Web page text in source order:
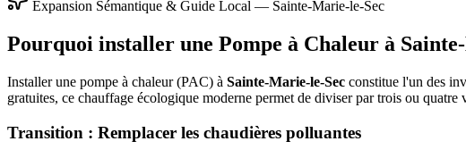
Expansion Sémantique & Guide Local — Sainte-Marie-le-Sec
Pourquoi installer une Pompe à Chaleur à
Installer une pompe à chaleur (PAC) à Sainte-Marie-le-Sec constitue l'un des
gratuites, ce chauffage écologique moderne permet de diviser par trois ou
Transition : Remplacer les chaudières polluantes